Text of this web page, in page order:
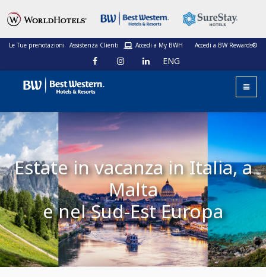
Le Tue prenotazioni Assistenza Clienti Accedi a My BWH Accedi a BW Rewards®
ENG
Estate in vacanza in Italia, a
Malta
e nel Sud-Est Europa